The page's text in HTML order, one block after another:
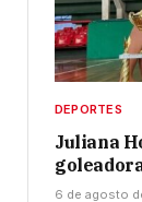
DEPORTES
Juliana
6 de agosto